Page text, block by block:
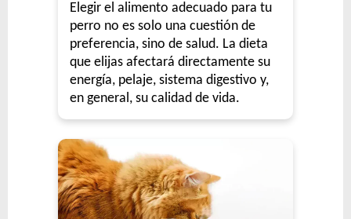
Elegir el alimento adecuado para tu
perro no es solo una cuestión de
preferencia, sino de salud. La dieta
que elijas afectará directamente su
energía, pelaje, sistema digestivo y,
en general, su calidad de vida.